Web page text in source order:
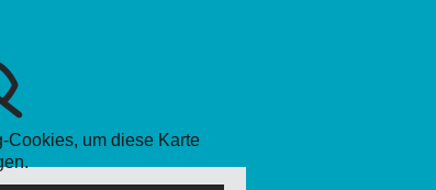
Cookies, um diese Karte